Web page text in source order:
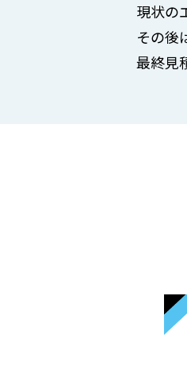
現状の
その後
最終見